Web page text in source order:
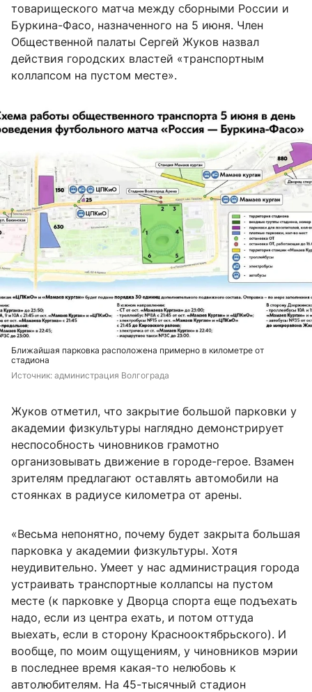
товарищеского матча между сборными России и
Буркина-Фасо, назначенного на 5 июня. Член
Общественной палаты Сергей Жуков назвал
действия городских властей «транспортным
коллапсом на пустом месте».
Ближайшая парковка расположена примерно в километре от
стадиона
Источник: администрация Волгограда
Жуков отметил, что закрытие большой парковки у
академии физкультуры наглядно демонстрирует
неспособность чиновников грамотно
организовывать движение в городе-герое. Взамен
зрителям предлагают оставлять автомобили на
стоянках в радиусе километра от арены.
«Весьма непонятно, почему будет закрыта большая
парковка у академии физкультуры. Хотя
неудивительно. Умеет у нас администрация города
устраивать транспортные коллапсы на пустом
месте (к парковке у Дворца спорта еще подъехать
надо, если из центра ехать, и потом оттуда
выехать, если в сторону Краснооктябрьского). И
вообще, по моим ощущениям, у чиновников мэрии
в последнее время какая-то нелюбовь к
автолюбителям. На 45-тысячный стадион